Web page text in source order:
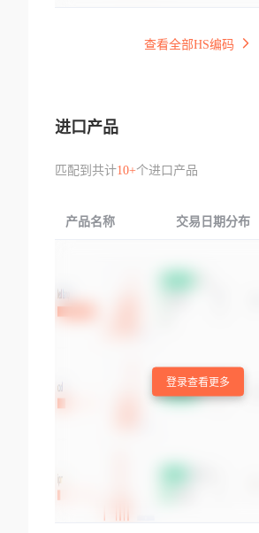
查看全部HS编码
进口产品
匹配到共计10+个进口产品
产品名称 交易日期分布
登录查看更多